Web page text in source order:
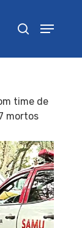
time de
mortos